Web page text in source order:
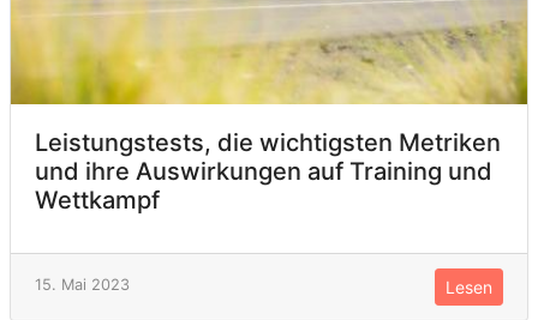
Leistungstests, die wichtigsten Metriken
und ihre Auswirkungen auf Training und
Wettkampf
15. Mai 2023 Lesen